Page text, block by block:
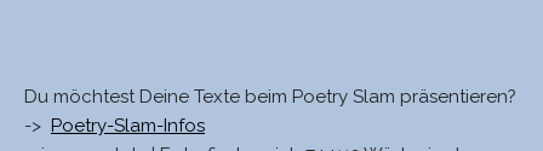
Du möchtest Deine Texte beim Poetry Slam präsentieren?
-> Poetry-Slam-Infos